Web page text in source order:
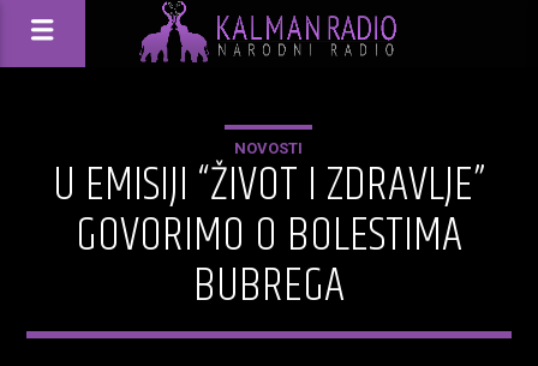
NOVOSTI
U EMISIJI “ŽIVOT I ZDRAVLJE”
GOVORIMO O BOLESTIMA
BUBREGA